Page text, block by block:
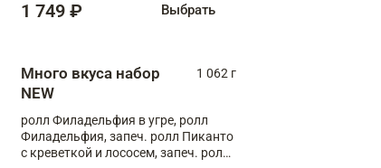
1 749 ₽ Выбрать
Много вкуса набор
NEW
1 062 г
ролл Филадельфия в угре, ролл
Филадельфия, запеч. ролл Пиканто
с креветкой и лососем, запеч. ролл